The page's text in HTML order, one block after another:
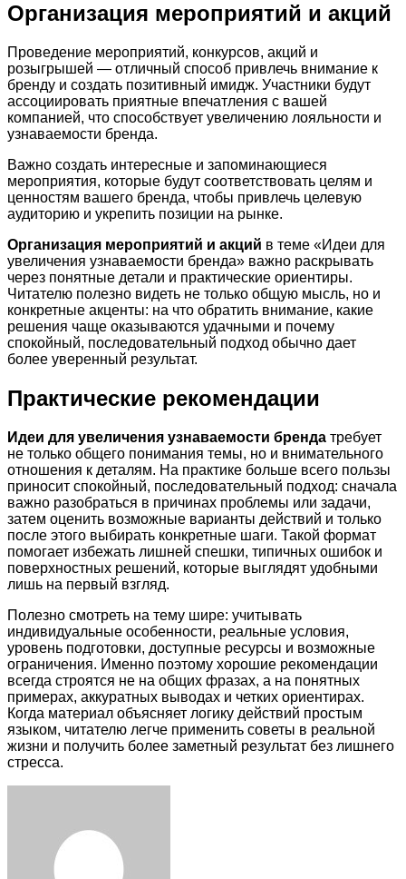
Организация мероприятий и акций
Проведение мероприятий, конкурсов, акций и
розыгрышей — отличный способ привлечь внимание к
бренду и создать позитивный имидж. Участники будут
ассоциировать приятные впечатления с вашей
компанией, что способствует увеличению лояльности и
узнаваемости бренда.
Важно создать интересные и запоминающиеся
мероприятия, которые будут соответствовать целям и
ценностям вашего бренда, чтобы привлечь целевую
аудиторию и укрепить позиции на рынке.
Организация мероприятий и акций в теме «Идеи для
увеличения узнаваемости бренда» важно раскрывать
через понятные детали и практические ориентиры.
Читателю полезно видеть не только общую мысль, но и
конкретные акценты: на что обратить внимание, какие
решения чаще оказываются удачными и почему
спокойный, последовательный подход обычно дает
более уверенный результат.
Практические рекомендации
Идеи для увеличения узнаваемости бренда требует
не только общего понимания темы, но и внимательного
отношения к деталям. На практике больше всего пользы
приносит спокойный, последовательный подход: сначала
важно разобраться в причинах проблемы или задачи,
затем оценить возможные варианты действий и только
после этого выбирать конкретные шаги. Такой формат
помогает избежать лишней спешки, типичных ошибок и
поверхностных решений, которые выглядят удобными
лишь на первый взгляд.
Полезно смотреть на тему шире: учитывать
индивидуальные особенности, реальные условия,
уровень подготовки, доступные ресурсы и возможные
ограничения. Именно поэтому хорошие рекомендации
всегда строятся не на общих фразах, а на понятных
примерах, аккуратных выводах и четких ориентирах.
Когда материал объясняет логику действий простым
языком, читателю легче применить советы в реальной
жизни и получить более заметный результат без лишнего
стресса.